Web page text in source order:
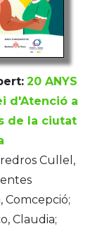
20 ANYS
d'Atenció a
de la ciutat
Cullel,
Comcepció;
Claudia;